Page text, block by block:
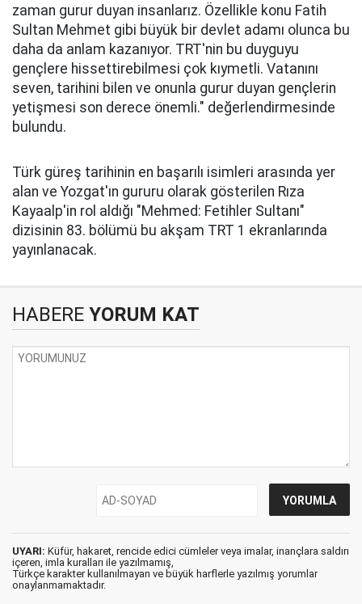
zaman gurur duyan insanlarız. Özellikle konu Fatih
Sultan Mehmet gibi büyük bir devlet adamı olunca bu
daha da anlam kazanıyor. TRT'nin bu duyguyu
gençlere hissettirebilmesi çok kıymetli. Vatanını
seven, tarihini bilen ve onunla gurur duyan gençlerin
yetişmesi son derece önemli." değerlendirmesinde
bulundu.
Türk güreş tarihinin en başarılı isimleri arasında yer
alan ve Yozgat'ın gururu olarak gösterilen Rıza
Kayaalp'in rol aldığı "Mehmed: Fetihler Sultanı"
dizisinin 83. bölümü bu akşam TRT 1 ekranlarında
yayınlanacak.
HABERE YORUM KAT
UYARI: Küfür, hakaret, rencide edici cümleler veya imalar, inançlara saldırı
içeren, imla kuralları ile yazılmamış,
Türkçe karakter kullanılmayan ve büyük harflerle yazılmış yorumlar
onaylanmamaktadır.